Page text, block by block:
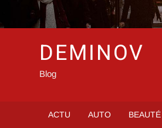
DEMINOV
Blog
ACTU AUTO BEAUTÉ